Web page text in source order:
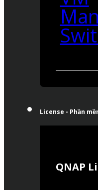
License - Phần
QNAP